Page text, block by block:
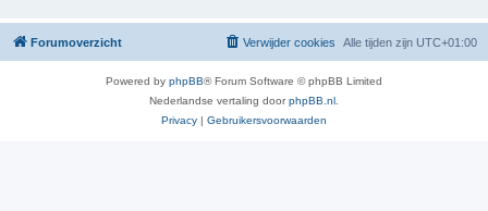
Forumoverzicht Alle tijden zijn UTC+01:00
Verwijder cookies
Powered by phpBB® Forum Software © phpBB Limited
Nederlandse vertaling doorphpBB.nl
Privacy | Gebruikersvoorwaarden